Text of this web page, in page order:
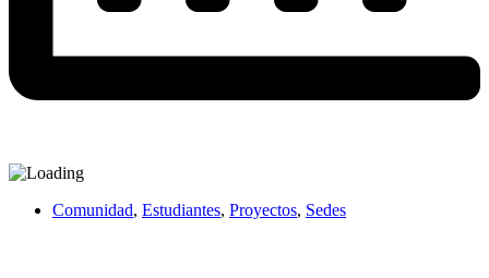
Comunidad, Estudiantes, Proyectos, Sedes